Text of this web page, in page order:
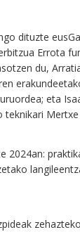
dituzte
Errota
du,
eta
teknikari